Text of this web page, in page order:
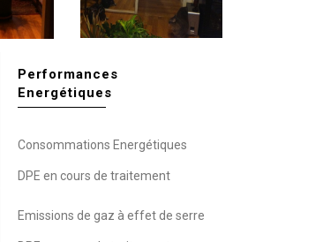
Performances
Energétiques
Consommations Energétiques
DPE en cours de traitement
Emissions de gaz à effet de serre